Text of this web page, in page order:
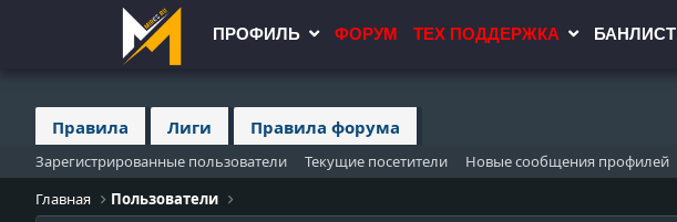
ПРОФИЛЬ ФОРУМ ТЕХ ПОДДЕРЖКА БАНЛИСТ
Правила Лиги Правила форума
Зарегистрированные пользователи Текущие посетители
Новые сообщения профилей
Главная
Пользователи